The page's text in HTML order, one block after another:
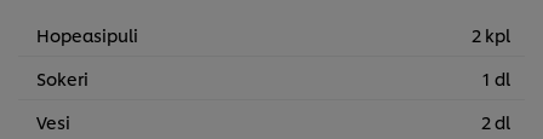
Hopeasipuli
2 kpl
Sokeri
1 dl
Vesi
2 dl